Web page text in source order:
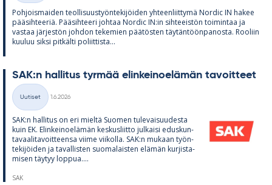
Poh­jois­mai­den teol­li­suus­työn­te­ki­jöi­den yh­teen­liit­tymä Nor­dic IN ha­kee
pää­sih­tee­riä. Pää­sih­teeri joh­taa Nor­dic IN:in sih­tee­is­tön toi­min­taa ja
vas­taa jär­jes­tön joh­don te­ke­mien pää­tös­ten täy­tän­töön­pa­nosta. Roo­liin
kuu­luu siksi pit­kälti po­liit­tista...
SAK:n hal­li­tus tyr­mää elin­kei­noe­lä­män ta­voit­teet
Kategoriat
Uutiset
1.6.2026
SAK:n hal­li­tus on eri mieltä Suo­men tu­le­vai­suu­desta
kuin EK. Elin­kei­noe­lä­män kes­kus­liitto jul­kaisi edus­kun­
ta­vaa­li­ta­voit­teensa viime vii­kolla. SAK:n mu­kaan työn­
te­ki­jöi­den ja ta­val­lis­ten suo­ma­lais­ten elä­män kur­jis­ta­
mi­sen täy­tyy lop­pua....
SAK